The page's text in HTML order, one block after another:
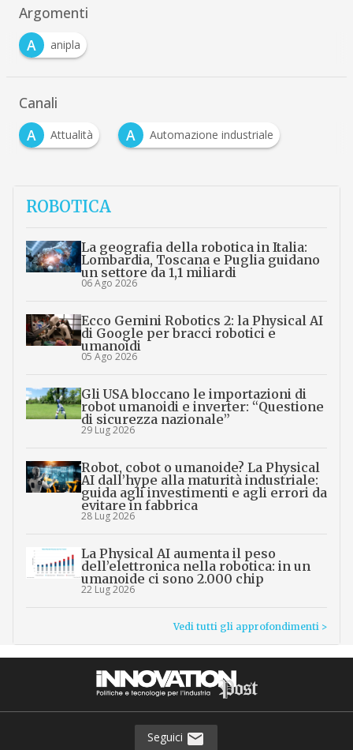
Argomenti
A
anipla
Canali
A
Attualità A Automazione industriale
ROBOTICA
La geografia della robotica in Italia:
Lombardia, Toscana e Puglia guidano
un settore da 1,1 miliardi
06 Ago 2026
Ecco Gemini Robotics 2: la Physical AI
di Google per bracci robotici e
umanoidi
05 Ago 2026
Gli USA bloccano le importazioni di
robot umanoidi e inverter: “Questione
di sicurezza nazionale”
29 Lug 2026
Robot, cobot o umanoide? La Physical
AI dall’hype alla maturità industriale:
guida agli investimenti e agli errori da
evitare in fabbrica
28 Lug 2026
La Physical AI aumenta il peso
dell’elettronica nella robotica: in un
umanoide ci sono 2.000 chip
22 Lug 2026
Vedi tutti gli approfondimenti >
Seguici